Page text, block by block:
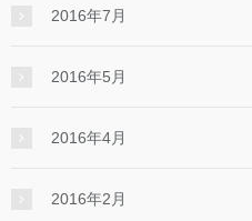
2016年7月
2016年5月
2016年4月
2016年2月